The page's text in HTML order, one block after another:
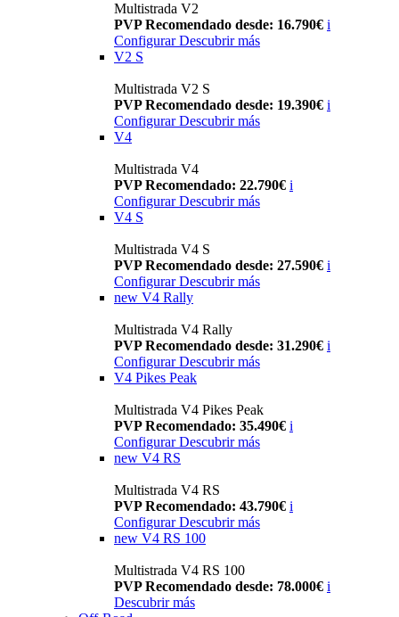
Multistrada V2
PVP Recomendado desde: 16.790€ i
Configurar Descubrir más
V2 S
Multistrada V2 S
PVP Recomendado desde: 19.390€ i
Configurar Descubrir más
V4
Multistrada V4
PVP Recomendado: 22.790€ i
Configurar Descubrir más
V4 S
Multistrada V4 S
PVP Recomendado desde: 27.590€ i
Configurar Descubrir más
new V4 Rally
Multistrada V4 Rally
PVP Recomendado desde: 31.290€ i
Configurar Descubrir más
V4 Pikes Peak
Multistrada V4 Pikes Peak
PVP Recomendado: 35.490€ i
Configurar Descubrir más
new V4 RS
Multistrada V4 RS
PVP Recomendado: 43.790€ i
ConfigurarDescubrir más
new V4 RS 100
Multistrada V4 RS 100
PVP Recomendado desde: 78.000€ i
Descubrir más